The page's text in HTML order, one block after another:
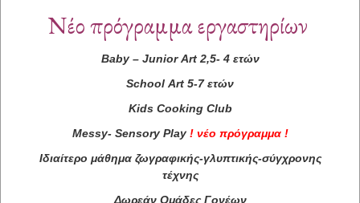
Νέο πρόγραμμα εργαστηρίων
Baby– Junior Art2,5- 4 ετών
School Art 5-7 ετών
Kids Cooking Club
Messy- Sensory Play ! νέο πρόγραμμα !
Ιδιαίτερο μάθημα ζωγραφικής-γλυπτικής-σύγχρονης
τέχνης
Δωρεάν Ομάδες Γονέων